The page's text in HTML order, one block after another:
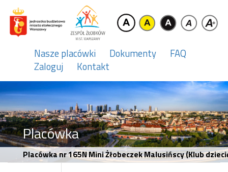
Nasze placówki Dokumenty
FAQ
Zaloguj
Kontakt
Placówka
Placówka nr 165N Mini Żłobeczek Malusińscy (Klub